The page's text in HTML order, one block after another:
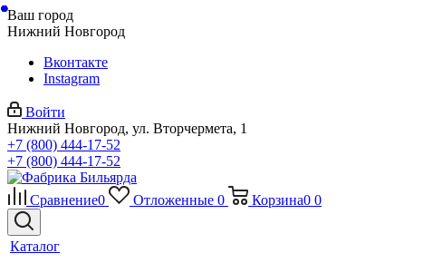
Ваш город
Нижний Новгород
Вконтакте
Instagram
Войти
Нижний Новгород, ул. Вторчермета, 1
+7 (800) 444-17-52
+7 (800) 444-17-52
Сравнение0 Отложенные 0 Корзина0 0
Каталог